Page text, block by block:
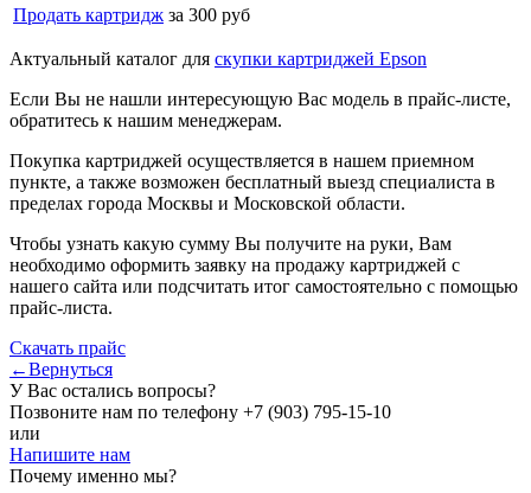
Продать картридж за 300 руб
Актуальный каталог для скупки картриджей Epson
Если Вы не нашли интересующую Вас модель в прайс-листе,
обратитесь к нашим менеджерам.
Покупка картриджей осуществляется в нашем приемном
пункте, а также возможен бесплатный выезд специалиста в
пределах города Москвы и Московской области.
Чтобы узнать какую сумму Вы получите на руки, Вам
необходимо оформить заявку на продажу картриджей с
нашего сайта или подсчитать итог самостоятельно с помощью
прайс-листа.
Скачать прайс
←Вернуться
У Вас остались вопросы?
Позвоните нам по телефону +7 (903) 795-15-10
или
Напишите нам
Почему именно мы?